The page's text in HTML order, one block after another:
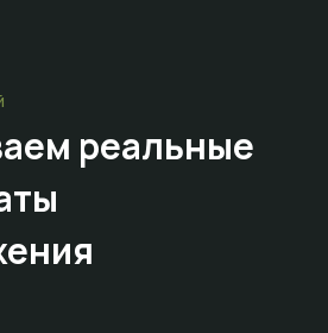
реальные